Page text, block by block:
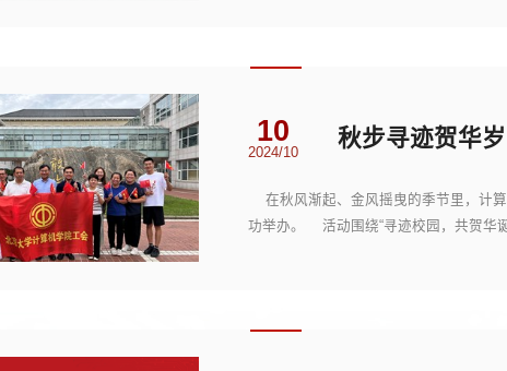
10
2024/10
在秋风渐起、金风摇曳的季节里，计
功举办。 活动围绕“寻迹校园，共贺华